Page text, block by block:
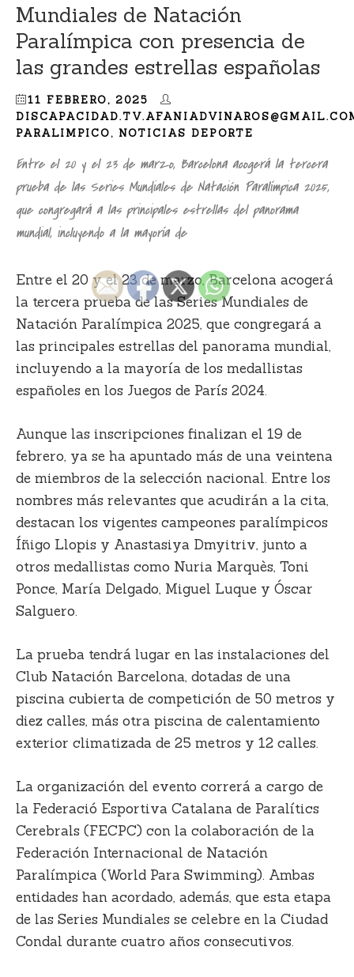
Mundiales de Natación
Paralímpica con presencia de
las grandes estrellas españolas
11 FEBRERO, 2025
PARALIMPICO, NOTICIAS DEPORTE
Entre el 20 y el 23 de marzo, Barcelona acogerá la tercera
prueba de las Series Mundiales de Natación Paralímpica 2025,
que congregará a las principales estrellas del panorama
mundial, incluyendo a la mayoría de
Entre el 20 y el 23 de marzo, Barcelona acogerá
la tercera prueba de las Series Mundiales de
Natación Paralímpica 2025, que congregará a
las principales estrellas del panorama mundial,
incluyendo a la mayoría de los medallistas
españoles en los Juegos de París 2024.
Aunque las inscripciones finalizan el 19 de
febrero, ya se ha apuntado más de una veintena
de miembros de la selección nacional. Entre los
nombres más relevantes que acudirán a la cita,
destacan los vigentes campeones paralímpicos
Íñigo Llopis y Anastasiya Dmyitriv, junto a
otros medallistas como Nuria Marquès, Toni
Ponce, María Delgado, Miguel Luque y Óscar
Salguero.
La prueba tendrá lugar en las instalaciones del
Club Natación Barcelona, dotadas de una
piscina cubierta de competición de 50 metros y
diez calles, más otra piscina de calentamiento
exterior climatizada de 25 metros y 12 calles.
La organización del evento correrá a cargo de
la Federació Esportiva Catalana de Paralítics
Cerebrals (FECPC) con la colaboración de la
Federación Internacional de Natación
Paralímpica (World Para Swimming). Ambas
entidades han acordado, además, que esta etapa
de las Series Mundiales se celebre en la Ciudad
Condal durante cuatro años consecutivos.